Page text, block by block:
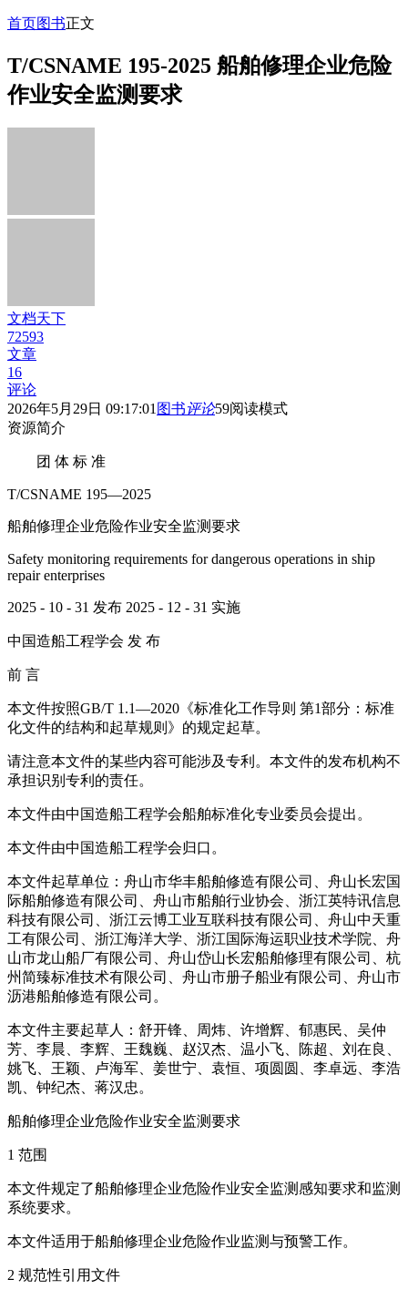
首页图书正文
T/CSNAME 195-2025 船舶修理企业危险
作业安全监测要求
文档天下
72593
文章
16
评论
2026年5月29日 09:17:01 图书评论59阅读模式
资源简介
团 体 标 准
T/CSNAME 195—2025
船舶修理企业危险作业安全监测要求
Safety monitoring requirements for dangerous operations in ship
repair enterprises
2025 - 10 - 31 发布 2025 - 12 - 31 实施
中国造船工程学会 发 布
前 言
本文件按照GB/T 1.1—2020《标准化工作导则 第1部分：标准
化文件的结构和起草规则》的规定起草。
请注意本文件的某些内容可能涉及专利。本文件的发布机构不
承担识别专利的责任。
本文件由中国造船工程学会船舶标准化专业委员会提出。
本文件由中国造船工程学会归口。
本文件起草单位：舟山市华丰船舶修造有限公司、舟山长宏国
际船舶修造有限公司、舟山市船舶行业协会、浙江英特讯信息
科技有限公司、浙江云博工业互联科技有限公司、舟山中天重
工有限公司、浙江海洋大学、浙江国际海运职业技术学院、舟
山市龙山船厂有限公司、舟山岱山长宏船舶修理有限公司、杭
州简臻标准技术有限公司、舟山市册子船业有限公司、舟山市
沥港船舶修造有限公司。
本文件主要起草人：舒开锋、周炜、许增辉、郁惠民、吴仲
芳、李晨、李辉、王魏巍、赵汉杰、温小飞、陈超、刘在良、
姚飞、王颖、卢海军、姜世宁、袁恒、项圆圆、李卓远、李浩
凯、钟纪杰、蒋汉忠。
船舶修理企业危险作业安全监测要求
1 范围
本文件规定了船舶修理企业危险作业安全监测感知要求和监测
系统要求。
本文件适用于船舶修理企业危险作业监测与预警工作。
2 规范性引用文件